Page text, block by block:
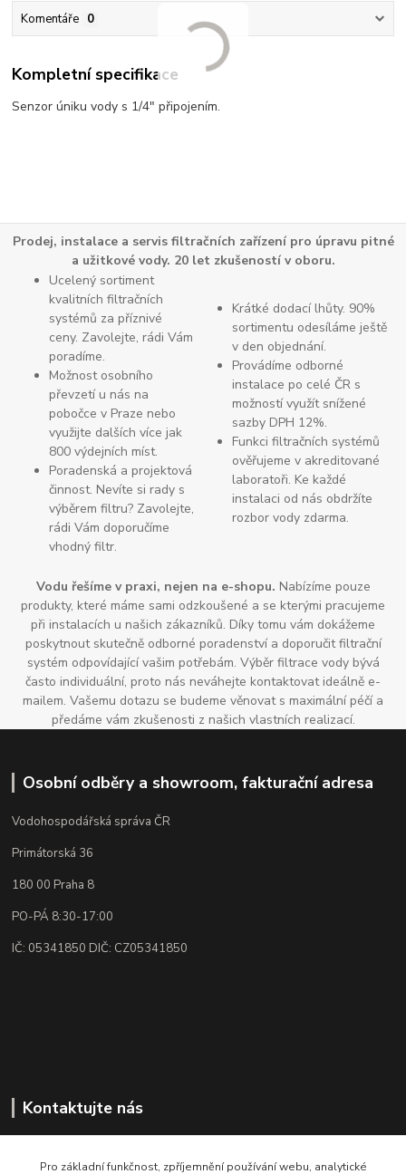
Komentáře 0
Kompletní specifikace
Senzor úniku vody s 1/4" připojením.
Prodej, instalace a servis filtračních zařízení pro úpravu pitné
a užitkové vody. 20 let zkušeností v oboru.
Ucelený sortiment
kvalitních filtračních
systémů za příznivé
ceny. Zavolejte, rádi Vám
poradíme.
Možnost osobního
převzetí u nás na
pobočce v Praze nebo
využijte dalších více jak
800 výdejních míst.
Poradenská a projektová
činnost. Nevíte si rady s
výběrem filtru? Zavolejte,
rádi Vám doporučíme
vhodný filtr.
Krátké dodací lhůty. 90%
sortimentu odesíláme ještě
v den objednání.
Provádíme odborné
instalace po celé ČR s
možností využít snížené
sazby DPH 12%.
Funkci filtračních systémů
ověřujeme v akreditované
laboratoři. Ke každé
instalaci od nás obdržíte
rozbor vody zdarma.
Vodu řešíme v praxi, nejen na e-shopu. Nabízíme pouze
produkty, které máme sami odzkoušené a se kterými pracujeme
při instalacích u našich zákazníků. Díky tomu vám dokážeme
poskytnout skutečně odborné poradenství a doporučit filtrační
systém odpovídající vašim potřebám. Výběr filtrace vody bývá
často individuální, proto nás neváhejte kontaktovat ideálně e-
mailem. Vašemu dotazu se budeme věnovat s maximální péčí a
předáme vám zkušenosti z našich vlastních realizací.
Osobní odběry a showroom, fakturační adresa
Vodohospodářská správa ČR
Primátorská 36
180 00 Praha 8
PO-PÁ 8:30-17:00
IČ: 05341850 DIČ: CZ05341850
Kontaktujte nás
+420 773 87 34 34
Pro základní funkčnost, zpříjemnění používání webu, analytické